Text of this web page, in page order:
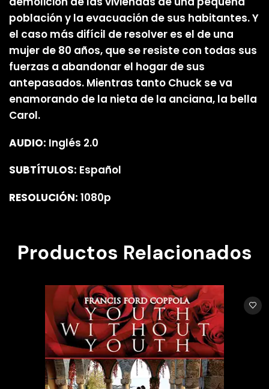
población y la evacuación de sus habitantes. Y
el caso más difícil de resolver es el de una
mujer de 80 años, que se resiste con todas sus
fuerzas a abandonar el hogar de sus
antepasados. Mientras tanto Chuck se va
enamorando de la nieta de la anciana, la bella
Carol.
AUDIO: Inglés 2.0
SUBTÍTULOS: Español
RESOLUCIÓN: 1080p
Productos Relacionados